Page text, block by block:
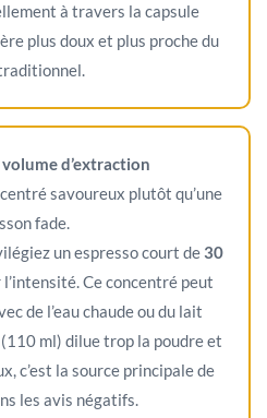
à travers la capsule
plus doux et plus proche du
volume d’extraction
savoureux plutôt qu’une
fade.
un espresso court de 30
Ce concentré peut
de l’eau chaude ou du lait
ml) dilue trop la poudre et
c’est la source principale de
les avis négatifs.